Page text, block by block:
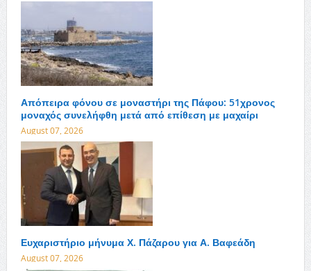
Απόπειρα φόνου σε μοναστήρι της Πάφου: 51χρονος
μοναχός συνελήφθη μετά από επίθεση με μαχαίρι
August 07, 2026
Ευχαριστήριο μήνυμα Χ. Πάζαρου για Α. Βαφεάδη
August 07, 2026